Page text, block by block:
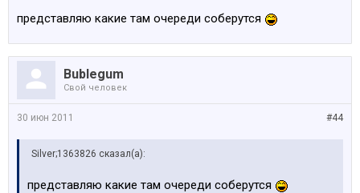
представляю какие там очереди соберутся
Bublegum
Свой человек
#44
30 июн 2011
Silver;1363826 сказал(а):
представляю какие там очереди соберутся